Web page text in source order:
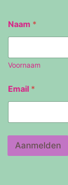
Naam *
Voornaam
m
a
l
a
m
Email *
Aanmelden